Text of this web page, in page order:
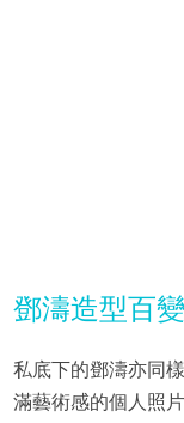
鄧濤造型百
私底下的鄧濤亦同
滿藝術感的個人照